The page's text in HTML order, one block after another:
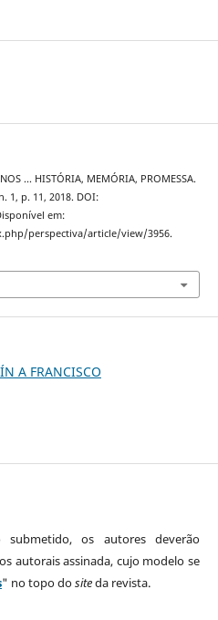
... HISTÓRIA, MEMÓRIA, PROMESSA.
1, p. 11, 2018. DOI:
em:
perspectiva/article/view/3956.
A FRANCISCO
os autores deverão
autorais assinada, cujo modelo se
" no topo dositeda revista.